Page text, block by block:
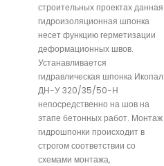
строительных проектах данная
гидроизоляционная шпонка
несет функцию герметизации
деформационных швов.
Устанавливается
гидравлическая шпонка Икопал
ДН-У 320/35/50-Н
непосредственно на шов на
этапе бетонных работ. Монтаж
гидрошпонки происходит в
строгом соответствии со
схемами монтажа,